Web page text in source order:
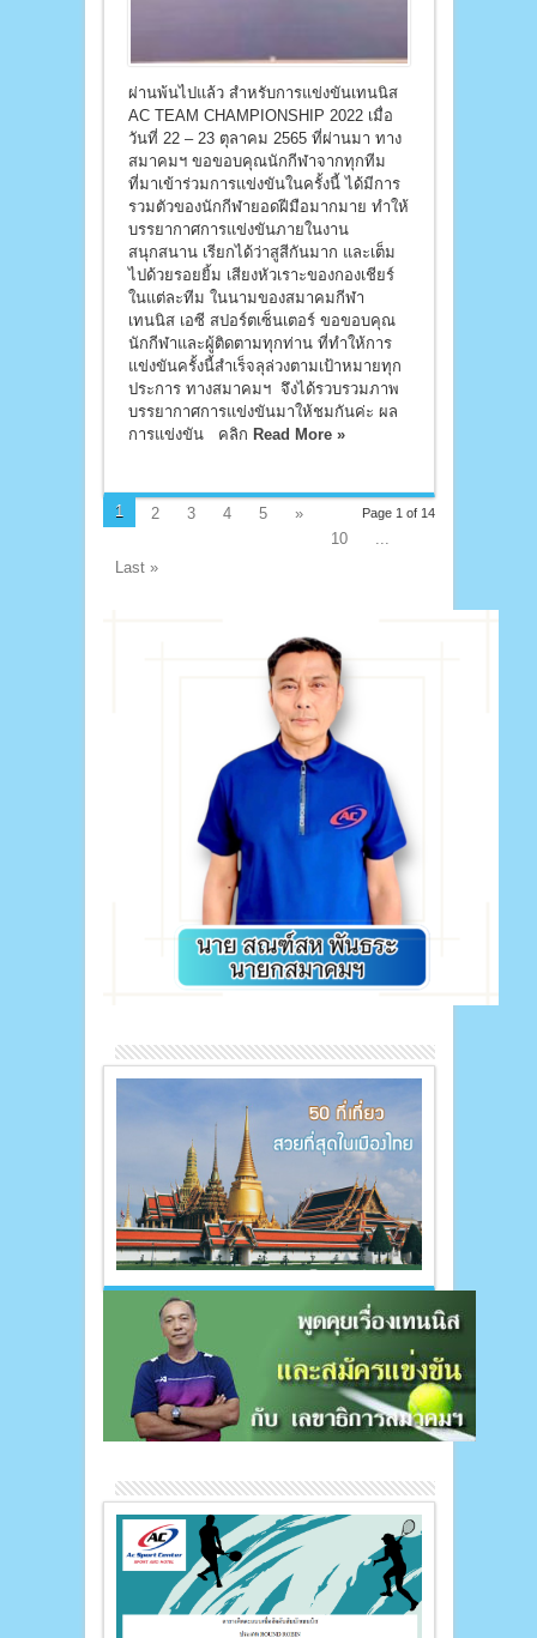
ผ่านพ้นไปแล้ว สำหรับการแข่งขันเทนนิส
AC TEAM CHAMPIONSHIP 2022 เมื่อ
วันที่ 22 – 23 ตุลาคม 2565 ที่ผ่านมา ทาง
สมาคมฯ ขอขอบคุณนักกีฬาจากทุกทีม
ที่มาเข้าร่วมการแข่งขันในครั้งนี้ ได้มีการ
รวมตัวของนักกีฬายอดฝีมือมากมาย ทำให้
บรรยากาศการแข่งขันภายในงาน
สนุกสนาน เรียกได้ว่าสูสีกันมาก และเต็ม
ไปด้วยรอยยิ้ม เสียงหัวเราะของกองเชียร์
ในแต่ละทีม ในนามของสมาคมกีฬา
เทนนิส เอซี สปอร์ตเซ็นเตอร์ ขอขอบคุณ
นักกีฬาและผู้ติดตามทุกท่าน ที่ทำให้การ
แข่งขันครั้งนี้สำเร็จลุล่วงตามเป้าหมายทุก
ประการ ทางสมาคมฯ จึงได้รวบรวมภาพ
บรรยากาศการแข่งขันมาให้ชมกันค่ะ ผล
การแข่งขัน คลิก Read More »
Page 1 of 14
1 2 3 4 5
»
10
...
Last »